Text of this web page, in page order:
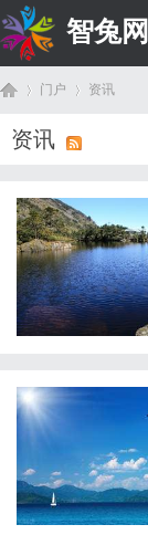
智兔网
门户 资讯
资讯